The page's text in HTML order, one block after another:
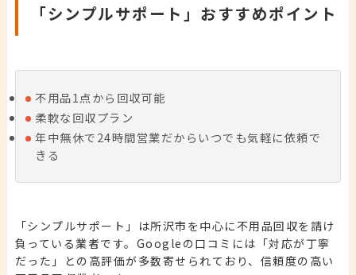
「シンプルサポート」おすすめポイント
不用品1点から回収可能
柔軟な回収プラン
年中無休で24時間営業だからいつでも気軽に依頼で
きる
「シンプルサポート」は所沢市を中心に不用品回収を請け
負っている業者です。Googleの口コミには「対応が丁寧
だった」との高評価が多数寄せられており、信頼度の高い